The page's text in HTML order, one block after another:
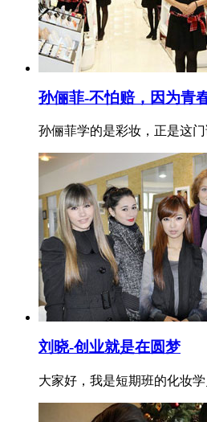
孙俪菲-不怕赔，因为青
孙俪菲学的是彩妆，正是这
刘晓-创业就是在圆梦
大家好，我是短期班的化妆